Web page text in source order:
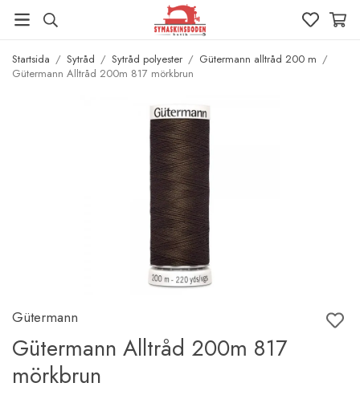
Startsida / Sytråd / Sytråd polyester / Gütermann alltråd 200 m /
Gütermann Alltråd 200m 817 mörkbrun
Gütermann
Gütermann Alltråd 200m 817
mörkbrun